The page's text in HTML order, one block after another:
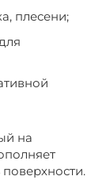
плесени;
на
поверхности.